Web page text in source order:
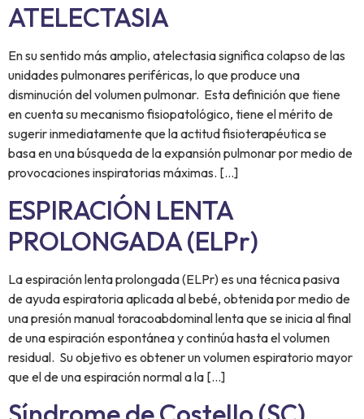
ATELECTASIA
En su sentido más amplio, atelectasia significa colapso de las
unidades pulmonares periféricas, lo que produce una
disminución del volumen pulmonar. Esta definición que tiene
en cuenta su mecanismo fisiopatológico, tiene el mérito de
sugerir inmediatamente que la actitud fisioterapéutica se
basa en una búsqueda de la expansión pulmonar por medio de
provocaciones inspiratorias máximas. […]
ESPIRACIÓN LENTA
PROLONGADA (ELPr)
La espiración lenta prolongada (ELPr) es una técnica pasiva
de ayuda espiratoria aplicada al bebé, obtenida por medio de
una presión manual toracoabdominal lenta que se inicia al final
de una espiración espontánea y continúa hasta el volumen
residual. Su objetivo es obtener un volumen espiratorio mayor
que el de una espiración normal a la […]